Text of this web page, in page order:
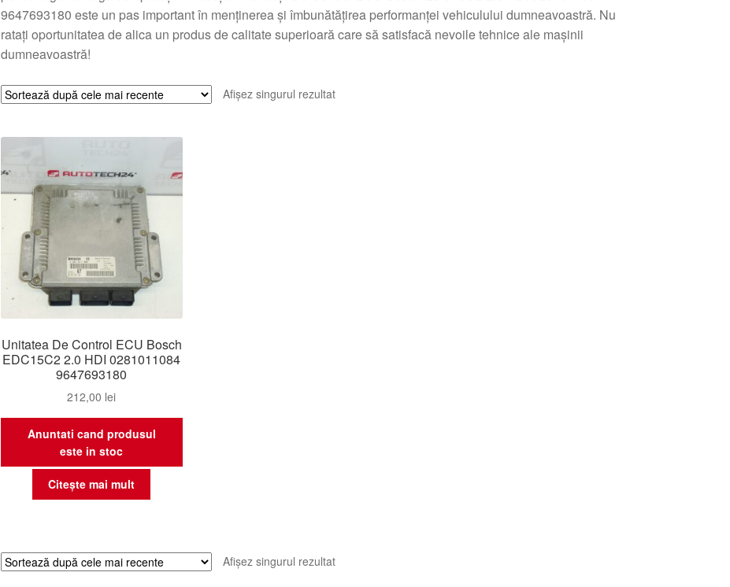
9647693180 este un pas important în menținerea și îmbunătățirea performanței vehiculului dumneavoastră. Nu
ratați oportunitatea de alica un produs de calitate superioară care să satisfacă nevoile tehnice ale mașinii
dumneavoastră!
Afișez singurul rezultat
Unitatea De Control ECU Bosch
EDC15C2 2.0 HDI 0281011084
9647693180
212,00 lei
Anuntati cand produsul
este in stoc
Citește mai mult
Afișez singurul rezultat